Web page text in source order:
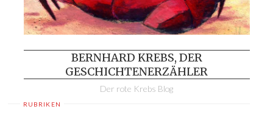
BERNHARD KREBS, DER
GESCHICHTENERZÄHLER
Der rote Krebs Blog
RUBRIKEN